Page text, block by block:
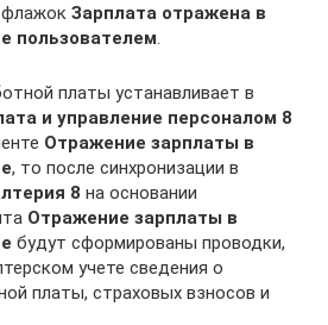
Зарплата отражена в
пользователем
платы устанавливает в
и управление персоналом 8
Отражение зарплаты в
, то после синхронизации в
8 на основании
Отражение зарплаты в
будут сформированы проводки,
учете сведения о
платы, страховых взносов и